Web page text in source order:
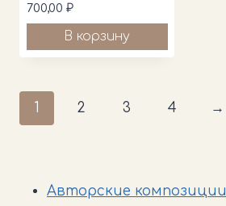
700,00 ₽
В корзину
1 2 3 4 →
Авторские композиции